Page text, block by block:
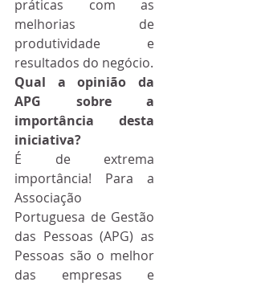
práticas com as
melhorias de
produtividade e
resultados do negócio.
Qual a opinião da
APG sobre a
importância desta
iniciativa?
É de extrema
importância! Para a
Associação
Portuguesa de Gestão
das Pessoas (APG) as
Pessoas são o melhor
das empresas e